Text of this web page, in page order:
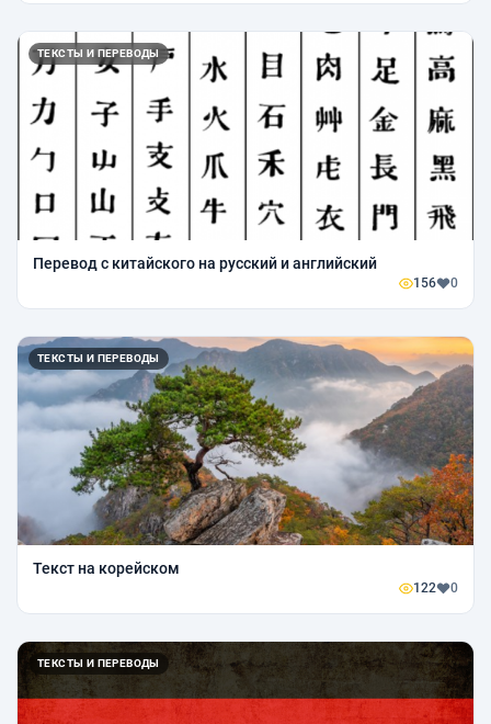
ТЕКСТЫ И ПЕРЕВОДЫ
Перевод с китайского на русский и английский
156 0
ТЕКСТЫ И ПЕРЕВОДЫ
Текст на корейском
122 0
ТЕКСТЫ И ПЕРЕВОДЫ